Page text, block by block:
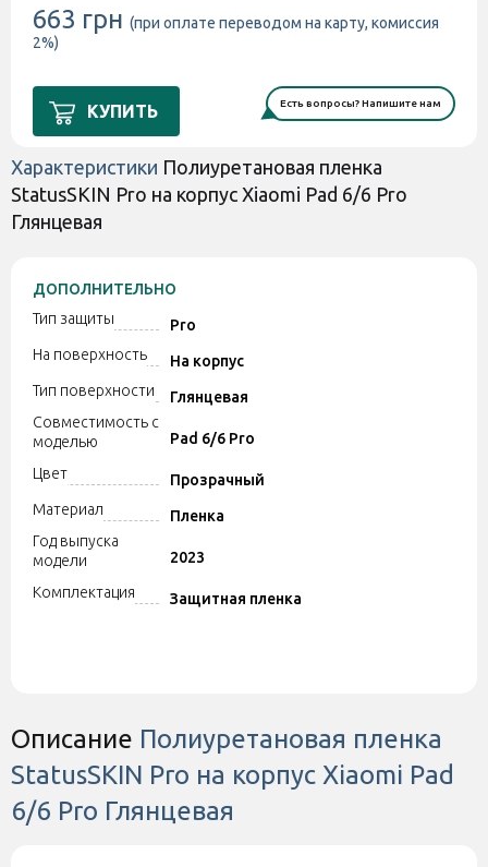
663 грн (при оплате переводом на карту, комиссия
2%)
КУПИТЬ Есть вопросы? Напишите нам
Характеристики Полиуретановая пленка
StatusSKIN Pro на корпус Xiaomi Pad 6/6 Pro
Глянцевая
ДОПОЛНИТЕЛЬНО
Тип защиты
Pro
На поверхность
На корпус
Тип поверхности
Глянцевая
Совместимость с
моделью
Pad 6/6 Pro
Цвет
Прозрачный
Материал
Пленка
Год выпуска
модели
2023
Комплектация
Защитная пленка
Описание Полиуретановая пленка
StatusSKIN Pro на корпус Xiaomi Pad
6/6 Pro Глянцевая